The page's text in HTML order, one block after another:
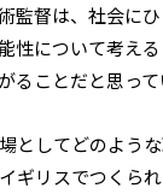
監督は、社会に
性について考え
ることだと思って
としてどのよう
ギリスでつくら